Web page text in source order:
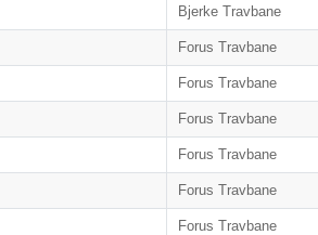
Bjerke Travbane
Forus Travbane
Forus Travbane
Forus Travbane
Forus Travbane
Forus Travbane
Forus Travbane